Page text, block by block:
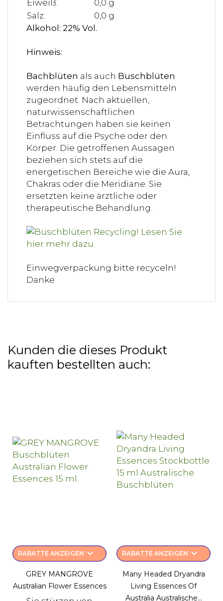
Eiweiß:
0,0 g
Salz:
0,0 g
Alkohol: 22% Vol.
Hinweis:
Bachblüten als auch Buschblüten
werden häufig den Lebensmitteln
zugeordnet. Nach aktuellen,
naturwissenschaftlichen
Betrachtungen haben sie keinen
Einfluss auf die Psyche oder den
Körper. Die getroffenen Aussagen
beziehen sich stets auf die
energetischen Bereiche wie die Aura,
Chakras oder die Meridiane. Sie
ersetzten keine ärztliche oder
therapeutische Behandlung.
Einwegverpackung bitte recyceln!
Danke
Kunden die dieses Produkt
kauften bestellten auch:
RABATTE ANZEIGEN keyboard_arrow_down
GREY MANGROVE
Australian Flower Essences
RABATTE ANZEIGEN keyboard_arrow_down
Many Headed Dryandra
Living Essences Of
Australia Australische...